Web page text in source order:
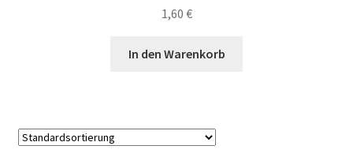
1,60 €
In den Warenkorb